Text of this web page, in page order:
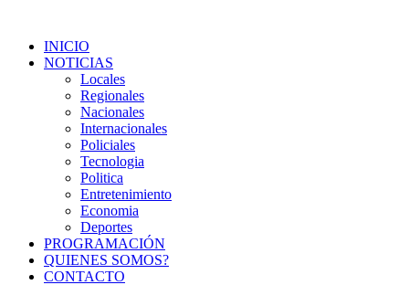
INICIO
NOTICIAS
Locales
Regionales
Nacionales
Internacionales
Policiales
Tecnologia
Politica
Entretenimiento
Economia
Deportes
PROGRAMACIÓN
QUIENES SOMOS?
CONTACTO